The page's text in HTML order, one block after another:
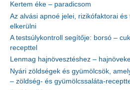
Kertem éke – paradicsom
Az alvási apnoé jelei, rizikófaktorai
elkerülni
A testsúlykontroll segítője: borsó –
recepttel
Lenmag hajnövesztéshez –
Nyári zöldségek és gyümölcsök,
– zöldség- és gyümölcssaláta-